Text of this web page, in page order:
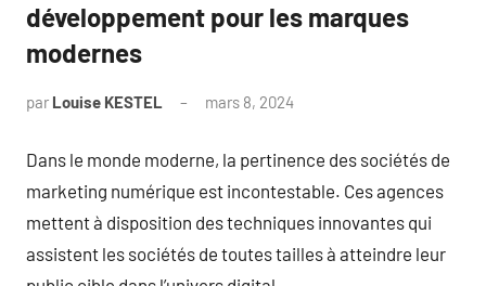
développement pour les marques
modernes
par Louise KESTEL mars 8, 2024
Dans le monde moderne, la pertinence des sociétés de
marketing numérique est incontestable. Ces agences
mettent à disposition des techniques innovantes qui
assistent les sociétés de toutes tailles à atteindre leur